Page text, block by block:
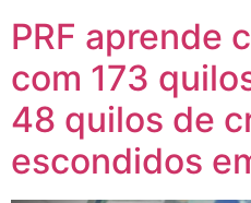
PRF aprende
com 173
48 quilos de
escondidos